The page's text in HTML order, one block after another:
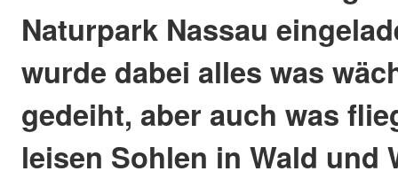
Naturpark Nassau
wurde dabei alles was
gedeiht, aber auch was
leisen Sohlen in Wald und